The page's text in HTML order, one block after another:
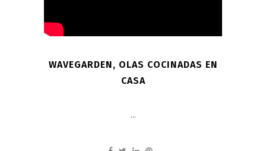
WAVEGARDEN, OLAS COCINADAS EN
CASA
...